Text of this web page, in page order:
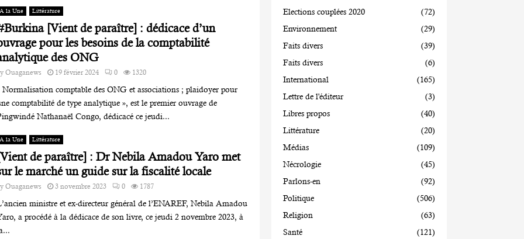
A la Une Littérature
[Vient de paraître] : dédicace d’un
pour les besoins de la comptabilité
des ONG
Ouaganews 19 février 2024 0 1320
Normalisation comptable des ONG et associations ; plaidoyer pour
comptabilité de type analytique », est le premier ouvrage de
Nathanaël Congo, dédicacé ce jeudi...
A la Une Littérature
de paraître] : Dr Nebila Amadou Yaro met
le marché un guide sur la fiscalité locale
Ouaganews 3 novembre 2023 0 1787
ministre et ex-directeur général de l’ENAREF, Nebila Amadou
a procédé à la dédicace de son livre, ce jeudi 2 novembre 2023, à
Elections couplées 2020
(72)
Environnement
(29)
Faits divers
(39)
Faits divers
(6)
International
(165)
Lettre de l'éditeur
(3)
Libres propos
(40)
Littérature
(20)
Médias
(109)
Nécrologie
(45)
Parlons-en
(92)
Politique
(506)
Religion
(63)
Santé
(121)